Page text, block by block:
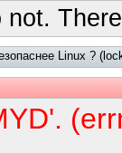
Linux ?